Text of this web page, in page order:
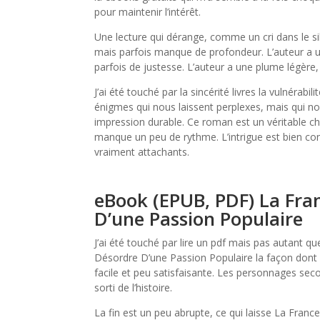
pour maintenir l’intérêt.
Une lecture qui dérange, comme un cri dans le
mais parfois manque de profondeur. L’auteur a
parfois de justesse. L’auteur a une plume
J’ai été touché par la sincérité livres la
énigmes qui nous laissent perplexes, mais qui
impression durable. Ce roman est un véritable
manque un peu de rythme. L’intrigue est bien
vraiment attachants.
eBook (EPUB, PDF) La
D’une Passion Populaire
J’ai été touché par lire un pdf mais pas autant
Désordre D’une Passion Populaire la façon
facile et peu satisfaisante. Les personnages
sorti de l’histoire.
La fin est un peu abrupte, ce qui laisse La